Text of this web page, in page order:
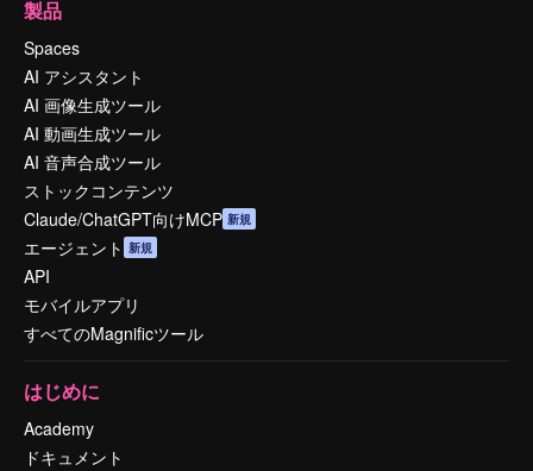
製品
Spaces
AI アシスタント
AI 画像生成ツール
AI 動画生成ツール
AI 音声合成ツール
ストックコンテンツ
Claude/ChatGPT向けMCP 新規
エージェント 新規
API
モバイルアプリ
すべてのMagnificツール
はじめに
Academy
ドキュメント